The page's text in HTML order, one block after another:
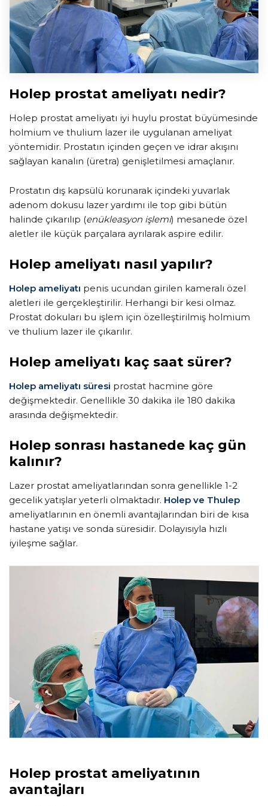
Holep prostat ameliyatı nedir?
Holep prostat ameliyatı iyi huylu prostat büyümesinde
holmium ve thulium lazer ile uygulanan ameliyat
yöntemidir. Prostatın içinden geçen ve idrar akışını
sağlayan kanalın (üretra) genişletilmesi amaçlanır.
Prostatın dış kapsülü korunarak içindeki yuvarlak
adenom dokusu lazer yardımı ile top gibi bütün
halinde çıkarılıp (enükleasyon işlemi) mesanede özel
aletler ile küçük parçalara ayrılarak aspire edilir.
Holep ameliyatı nasıl yapılır?
Holep ameliyatı penis ucundan girilen kameralı özel
aletleri ile gerçekleştirilir. Herhangi bir kesi olmaz.
Prostat dokuları bu işlem için özelleştirilmiş holmium
ve thulium lazer ile çıkarılır.
Holep ameliyatı kaç saat sürer?
Holep ameliyatı süresi prostat hacmine göre
değişmektedir. Genellikle 30 dakika ile 180 dakika
arasında değişmektedir.
Holep sonrası hastanede kaç gün
kalınır?
Lazer prostat ameliyatlarından sonra genellikle 1-2
gecelik yatışlar yeterli olmaktadır. Holep ve Thulep
ameliyatlarının en önemli avantajlarından biri de kısa
hastane yatışı ve sonda süresidir. Dolayısıyla hızlı
iyileşme sağlar.
Holep prostat ameliyatının
avantajları